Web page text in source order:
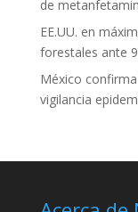
de
EE.UU. en
forestales ante
México
vigilancia